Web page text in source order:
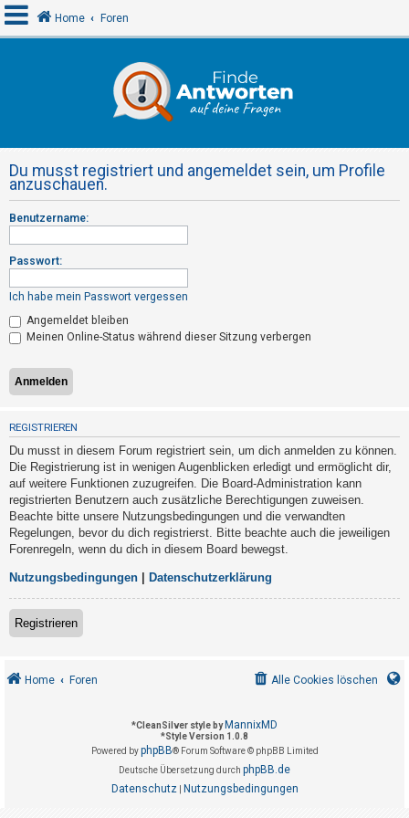
e
l
d
e
n
R
e
i
s
t
r
i
e
r
e
n
U
n
e
Home Foren
Du musst registriert und angemeldet sein, um Profile
anzuschauen.
Benutzername:
Passwort:
Ich habe mein Passwort vergessen
Angemeldet bleiben
Meinen Online-Status während dieser Sitzung verbergen
REGISTRIEREN
Du musst in diesem Forum registriert sein, um dich anmelden zu können.
Die Registrierung ist in wenigen Augenblicken erledigt und ermöglicht dir,
auf weitere Funktionen zuzugreifen. Die Board-Administration kann
registrierten Benutzern auch zusätzliche Berechtigungen zuweisen.
Beachte bitte unsere Nutzungsbedingungen und die verwandten
Regelungen, bevor du dich registrierst. Bitte beachte auch die jeweiligen
Forenregeln, wenn du dich in diesem Board bewegst.
Nutzungsbedingungen Datenschutzerklärung
Registrieren
Home Foren Alle Cookies löschen
*CleanSilver style by MannixMD
*Style Version 1.0.8
Powered byphpBB® Forum Software © phpBB Limited
Deutsche Übersetzung durch phpBB.de
Datenschutz| Nutzungsbedingungen